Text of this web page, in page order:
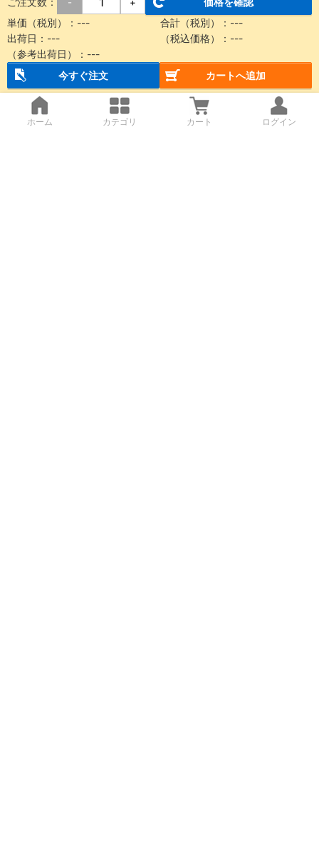
単価（税別）： --- 合計（税別）： ---
出荷日： --- （税込価格）： ---
（参考出荷日）： ---
今すぐ注文
カートへ追加
ホーム カテゴリ カート ログイン